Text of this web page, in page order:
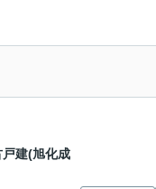
戸建(旭化成